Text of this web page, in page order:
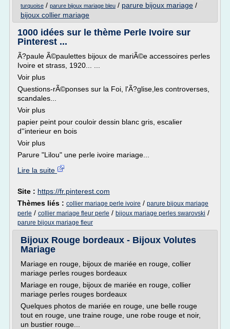
turquoise / parure bijoux mariage bleu / parure bijoux mariage /
bijoux collier mariage
1000 idées sur le thème Perle Ivoire sur
Pinterest ...
Ã?paule Ã©paulettes bijoux de mariÃ©e accessoires perles
Ivoire et strass, 1920... ...
Voir plus
Questions-rÃ©ponses sur la Foi, l'Ã?glise,les controverses,
scandales...
Voir plus
papier peint pour couloir dessin blanc gris, escalier
d''interieur en bois
Voir plus
Parure "Lilou" une perle ivoire mariage...
Lire la suite
Site : https://fr.pinterest.com
Thèmes liés : collier mariage perle ivoire / parure bijoux mariage
perle / collier mariage fleur perle / bijoux mariage perles swarovski /
parure bijoux mariage fleur
Bijoux Rouge bordeaux - Bijoux Volutes
Mariage
Mariage en rouge, bijoux de mariée en rouge, collier
mariage perles rouges bordeaux
Mariage en rouge, bijoux de mariée en rouge, collier
mariage perles rouges bordeaux
Quelques photos de mariée en rouge, une belle rouge
tout en rouge, une traine rouge, une robe rouge et noir,
un bustier rouge...